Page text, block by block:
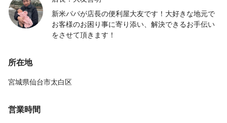
新米パパが店長の便利屋大友です！大好きな地元で
お客様のお困り事に寄り添い、解決できるお手伝い
をさせて頂きます！
所在地
宮城県仙台市太白区
営業時間